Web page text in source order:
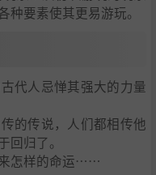
要素使其更易游玩。
代人忌惮其强大的力量
的传说，人们都相传他
归了。
怎样的命运……